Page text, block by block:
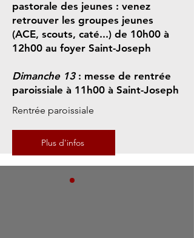
pastorale des jeunes : venez
retrouver les groupes jeunes
(ACE, scouts, caté...) de 10h00 à
12h00 au foyer Saint-Joseph
Dimanche 13: messe de rentrée
paroissiale à 11h00 à Saint-Joseph
Rentrée paroissiale
Plus d'infos